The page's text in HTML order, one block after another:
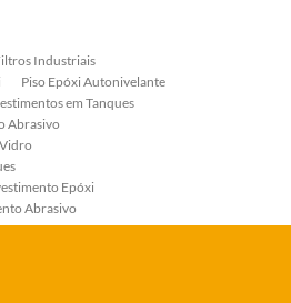
Industriais
Piso Epóxi Autonivelante
em Tanques
Abrasivo
Epóxi
Abrasivo